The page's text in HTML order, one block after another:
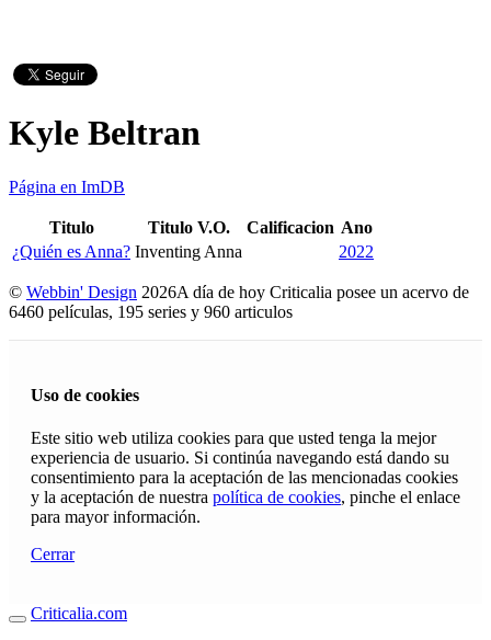
Kyle Beltran
Página en ImDB
Titulo Titulo V.O. Calificacion Ano
¿Quién es Anna? Inventing Anna 2022
© Webbin' Design 2026A día de hoy Criticalia posee un acervo de
6460 películas, 195 series y 960 articulos
Uso de cookies
Este sitio web utiliza cookies para que usted tenga la mejor
experiencia de usuario. Si continúa navegando está dando su
consentimiento para la aceptación de las mencionadas cookies
y la aceptación de nuestra política de cookies, pinche el enlace
para mayor información.
Cerrar
Criticalia.com